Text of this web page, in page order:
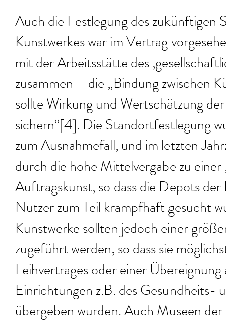
Auch die Festlegung des zukünftigen
Kunstwerkes war im Vertrag
mit der Arbeitsstätte des
zusammen – die „Bindung zwischen
sollte Wirkung und Wertschätzung
sichern“[4]. Die Standortfestlegung
zum Ausnahmefall, und im letzten
durch die hohe Mittelvergabe zu einer
Auftragskunst, so dass die Depots
Nutzer zum Teil krampfhaft gesucht
Kunstwerke sollten jedoch einer
zugeführt werden, so dass sie
Leihvertrages oder einer
Einrichtungen z.B. des Gesundheits-
übergeben wurden. Auch Museen